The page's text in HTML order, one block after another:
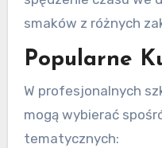
smaków z różnych
Popularne
W profesjonalnych
mogą wybierać
tematycznych: